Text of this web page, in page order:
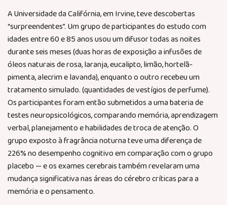
A Universidade da Califórnia, em Irvine, teve descobertas
“surpreendentes”. Um grupo de participantes do estudo com
idades entre 60 e 85 anos usou um difusor todas as noites
durante seis meses (duas horas de exposição a infusões de
óleos naturais de rosa, laranja, eucalipto, limão, hortelã-
pimenta, alecrim e lavanda), enquanto o outro recebeu um
tratamento simulado. (quantidades de vestígios de perfume).
Os participantes foram então submetidos a uma bateria de
testes neuropsicológicos, comparando memória, aprendizagem
verbal, planejamento e habilidades de troca de atenção. O
grupo exposto à fragrância noturna teve uma diferença de
226% no desempenho cognitivo em comparação com o grupo
placebo — e os exames cerebrais também revelaram uma
mudança significativa nas áreas do cérebro críticas para a
memória e o pensamento.